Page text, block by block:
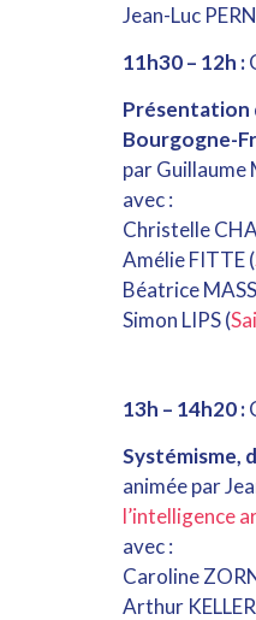
Jean-Luc
11h30 – 12h :
Présentation
Bourgogne-
par Guillaume
avec :
Christelle
Amélie FITTE (
Béatrice
Simon LIPS (
13h – 14h20 :
Systémisme,
animée par
l’intelligence
avec :
Caroline
Arthur